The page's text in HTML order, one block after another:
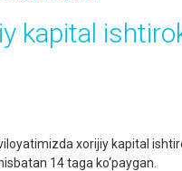
kapital
xorijiy kapital
14 taga ko‘paygan.